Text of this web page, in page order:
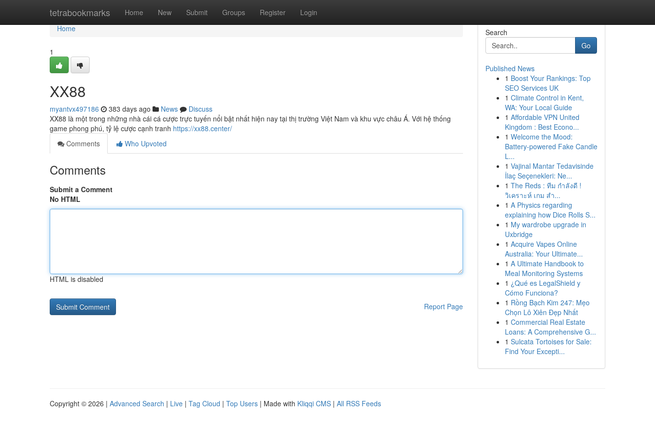
tetrabookmarks Home New Submit Groups Register Login
Home
Home
1
XX88
myantvx497186 383 days ago News
Discuss
XX88 là một trong những nhà cái cá cược trực tuyến nổi bật nhất hiện nay tại thị trường Việt Nam và khu vực châu Á. Với hệ thống
game phong phú, tỷ lệ cược cạnh tranh https://xx88.center/
Comments
Who Upvoted
Comments
Submit a Comment
No HTML
HTML is disabled
Report Page
Search
Go
Published News
1 Boost Your Rankings: Top
SEO Services UK
1 Climate Control in Kent,
WA: Your Local Guide
1 Affordable VPN United
Kingdom : Best Econo...
1 Welcome the Mood:
Battery-powered Fake Candle
L...
1 Vajinal Mantar Tedavisinde
İlaç Seçenekleri: Ne...
1 The Reds : ทีม กำลังดี !
วิเคราะห์ เกม สำ...
1 A Physics regarding
explaining how Dice Rolls S...
1 My wardrobe upgrade in
Uxbridge
1 Acquire Vapes Online
Australia: Your Ultimate...
1 A Ultimate Handbook to
Meal Monitoring Systems
1 ¿Qué es LegalShield y
Cómo Funciona?
1 Rồng Bạch Kim 247: Mẹo
Chọn Lô Xiên Đẹp Nhất
1 Commercial Real Estate
Loans: A Comprehensive G...
1 Sulcata Tortoises for Sale:
Find Your Excepti...
Copyright © 2026 | Advanced Search | Live | Tag Cloud | Top Users | Made with Kliqqi CMS | All RSS Feeds